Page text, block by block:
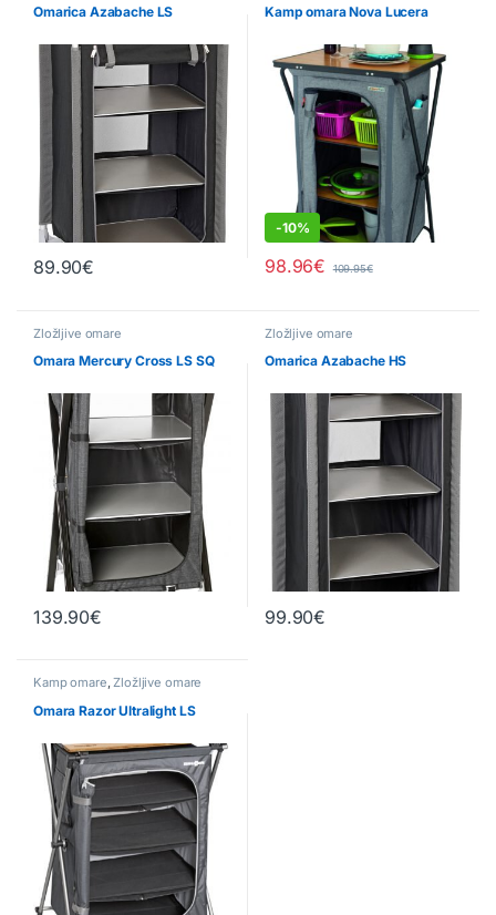
Omarica Azabache LS
89.90€
Kamp omara Nova Lucera
-10%
98.96€ 109.95€
Zložljive omare
Omara Mercury Cross LS SQ
139.90€
Zložljive omare
Omarica Azabache HS
99.90€
Kamp omare,Zložljive omare
Omara Razor Ultralight LS